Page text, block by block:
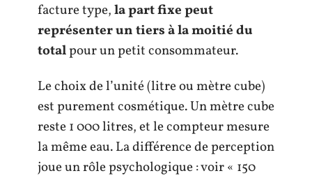
facture type,la part fixe peut
représenter un tiers à la moitié du
totalpour un petit consommateur.
Le choix de l’unité (litre ou mètre cube)
est purement cosmétique. Un mètre cube
reste 1 000 litres, et le compteur mesure
la même eau. La différence de perception
joue un rôle psychologique : voir « 150